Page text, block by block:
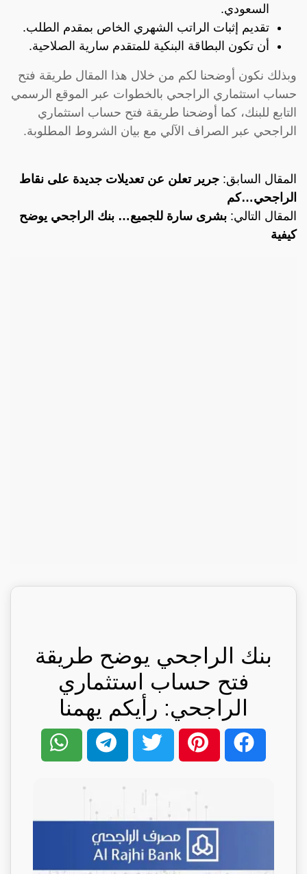
السعودي.
تقديم إثبات الراتب الشهري الخاص بمقدم الطلب.
أن تكون البطاقة البنكية للمتقدم سارية الصلاحية.
وبذلك نكون أوضحنا لكم من خلال هذا المقال طريقة فتح
حساب استثماري الراجحي بالخطوات عبر الموقع الرسمي
التابع للبنك، كما أوضحنا طريقة فتح حساب استثماري
الراجحي عبر الصراف الآلي مع بيان الشروط المطلوبة.
المقال السابق: جرير تعلن عن تعديلات جديدة على نقاط
الراجحي…كم
المقال التالي: بشرى سارة للجميع… بنك الراجحي يوضح
كيفية
بنك الراجحي يوضح طريقة
فتح حساب استثماري
الراجحي: رأيكم يهمنا